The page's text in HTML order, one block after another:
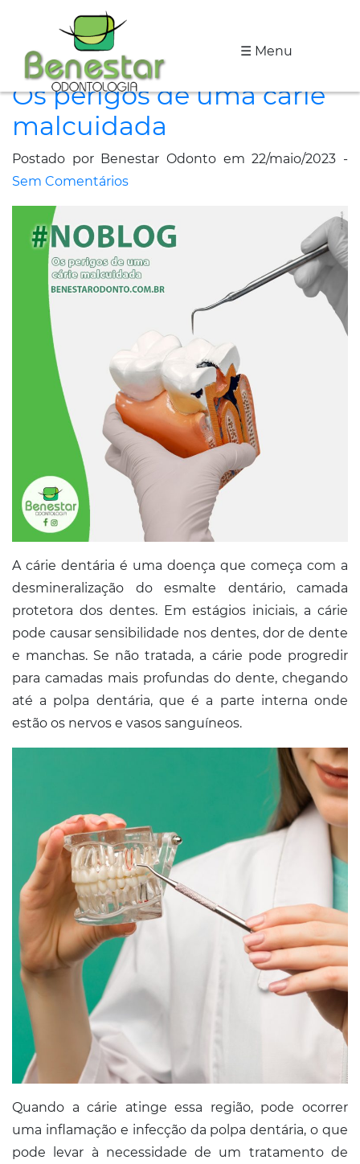
☰ Menu
A
Clínica
Especialidades
Tratamentos
Dicas
de
Conosco
Os perigos de uma cárie
malcuidada
Postado por Benestar Odonto em 22/maio/2023 -
Sem Comentários
A cárie dentária é uma doença que começa com a
desmineralização do esmalte dentário, camada
protetora dos dentes. Em estágios iniciais, a cárie
pode causar sensibilidade nos dentes, dor de dente
e manchas. Se não tratada, a cárie pode progredir
para camadas mais profundas do dente, chegando
até a polpa dentária, que é a parte interna onde
estão os nervos e vasos sanguíneos.
Quando a cárie atinge essa região, pode ocorrer
uma inflamação e infecção da polpa dentária, o que
pode levar à necessidade de um tratamento de